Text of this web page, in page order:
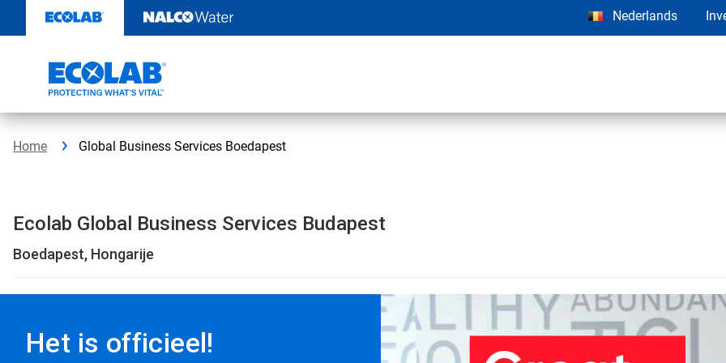
Locatie
|
Global
Business
Services
EcolabBack
ButtonSearch
IconFilter
Icon
content
Nederlands
Home Global Business Services Boedapest
Ecolab Global Business Services Budapest
Boedapest, Hongarije
carrouselHet is officieel!